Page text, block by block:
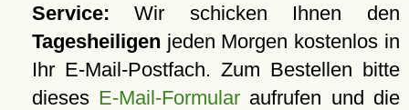
Service: Wir schicken Ihnen den
Tagesheiligen jeden Morgen kostenlos in
Ihr E-Mail-Postfach. Zum Bestellen bitte
dieses E-Mail-Formular aufrufen und die